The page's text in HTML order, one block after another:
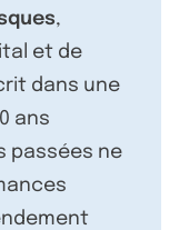
,
et de
dans une
ans
passées ne